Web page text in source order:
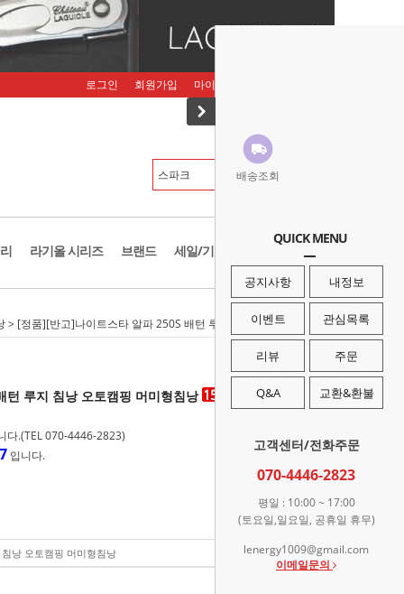
배송조회
QUICK MENU
공지사항 내정보
이벤트 관심목록
리뷰 주문
Q&A 교환&환불
고객센터/전화주문
070-4446-2823
평일 : 10:00 ~ 17:00
(토요일,일요일, 공휴일 휴무)
lenergy1009@gmail.com
이메일문의
로그인 회원가입 마이페이지
라기올 시리즈 브랜드 세일/기획존
> [정품][반고]나이트스타 알파 250S 배턴 루지 침낭 오토캠핑 머미형침낭
루지 침낭 오토캠핑 머미형침낭
다.(TEL 070-4446-2823)
입니다.
낭 오토캠핑 머미형침낭 60,300원